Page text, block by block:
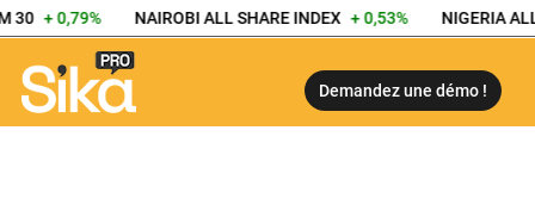
30 + 0,79% NAIROBI ALL SHARE INDEX + 0,53% NIGERIA
Demandez une démo !